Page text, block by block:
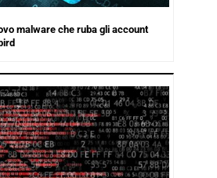
malware che ruba gli account